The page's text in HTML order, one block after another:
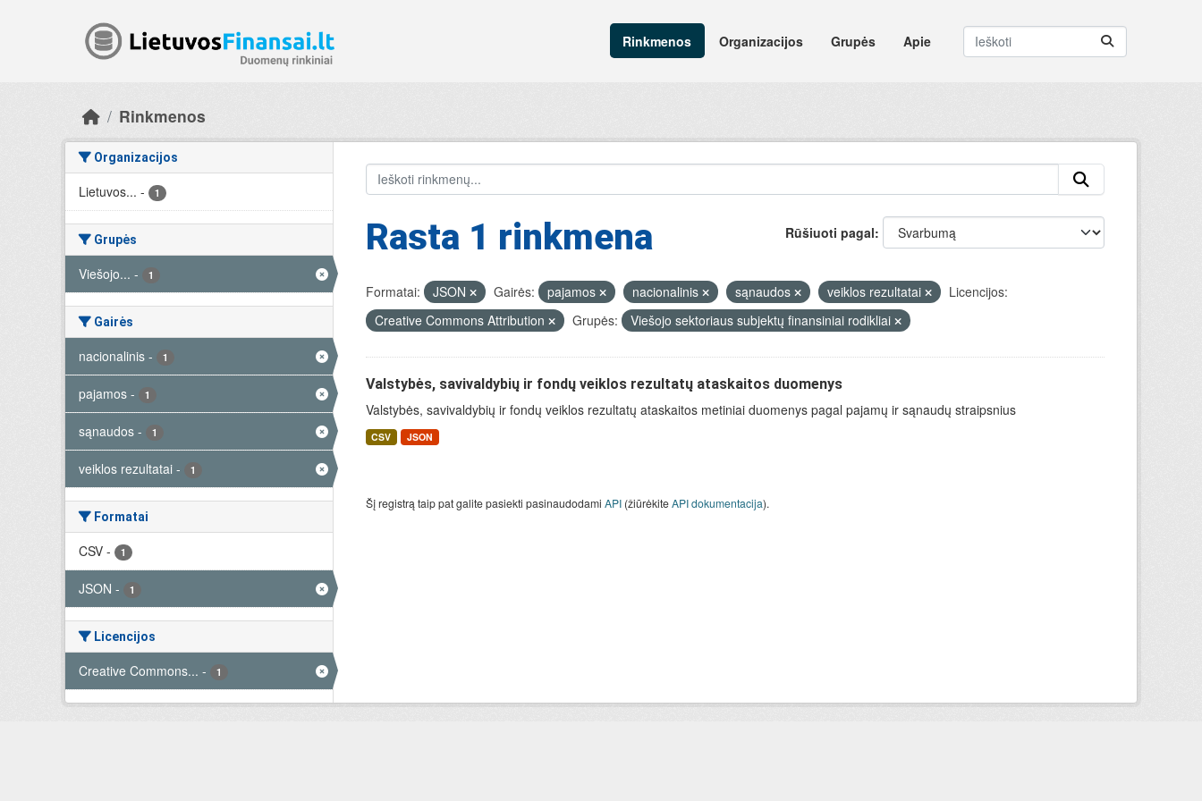
Rinkmenos
Organizacijos Grupės Apie
Rinkmenos
Organizacijos
Lietuvos... - 1
Grupės
Viešojo... - 1
Gairės
nacionalinis - 1
pajamos - 1
sąnaudos - 1
veiklos rezultatai - 1
Formatai
CSV - 1
JSON - 1
Licencijos
Creative Commons... - 1
Rūšiuoti pagal
Rasta 1 rinkmena
Formatai: JSON Gairės: pajamos nacionalinis sąnaudos veiklos rezultatai
Licencijos:
Creative Commons Attribution
Grupės: Viešojo sektoriaus subjektų finansiniai rodikliai
Valstybės, savivaldybių ir fondų veiklos rezultatų ataskaitos duomenys
Valstybės, savivaldybių ir fondų veiklos rezultatų ataskaitos metiniai duomenys pagal pajamų ir sąnaudų straipsnius
CSV JSON
Šį registrą taip pat galite pasiekti pasinaudodami API(žiūrėkiteAPI dokumentacija).